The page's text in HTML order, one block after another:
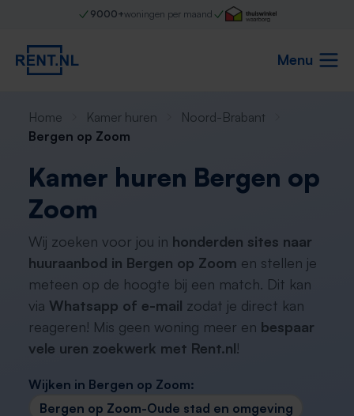
9000+woningen per maand
Menu
Home Kamer huren
Noord-Brabant
Bergen op Zoom
Kamer huren Bergen op
Zoom
Wij zoeken voor jou in honderden sites naar
huuraanbod in Bergen op Zoom en stellen je
meteen op de hoogte bij een match. Dit kan
via Whatsapp of e-mail zodat je direct kan
reageren! Mis geen woning meer en bespaar
vele uren zoekwerk met Rent.nl!
Wijken in Bergen op Zoom:
Bergen op Zoom-Oude stad en omgeving